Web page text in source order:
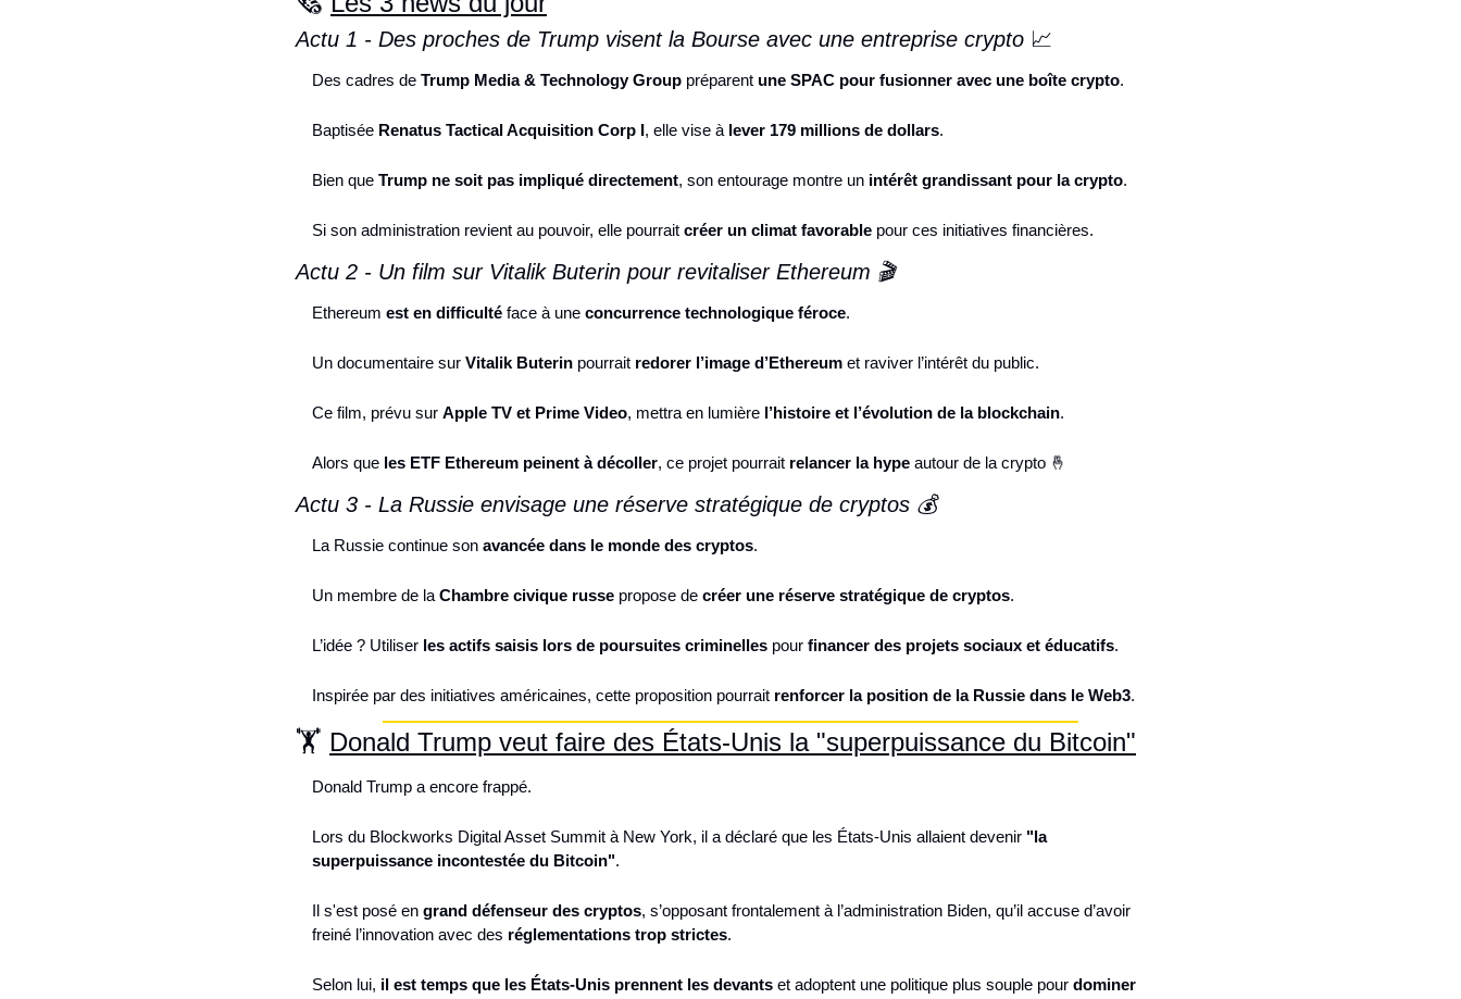
Actu 1 - Des proches de Trump visent la Bourse avec une entreprise crypto 📈
Des cadres de Trump Media & Technology Group préparent une SPAC pour fusionner avec une boîte crypto.
Baptisée Renatus Tactical Acquisition Corp I, elle vise à lever 179 millions de dollars.
Bien que Trump ne soit pas impliqué directement, son entourage montre un intérêt grandissant pour la crypto.
Si son administration revient au pouvoir, elle pourrait créer un climat favorable pour ces initiatives financières.
Actu 2 - Un film sur Vitalik Buterin pour revitaliser Ethereum 🎬
Ethereum est en difficulté face à une concurrence technologique féroce.
Un documentaire sur Vitalik Buterin pourrait redorer l’image d’Ethereum et raviver l’intérêt du public.
Ce film, prévu sur Apple TV et Prime Video, mettra en lumière l’histoire et l’évolution de la blockchain.
Alors que les ETF Ethereum peinent à décoller, ce projet pourrait relancer la hype autour de la crypto 🤞
Actu 3 - La Russie envisage une réserve stratégique de cryptos 💰
La Russie continue son avancée dans le monde des cryptos.
Un membre de la Chambre civique russe propose de créer une réserve stratégique de cryptos.
L’idée ? Utiliser les actifs saisis lors de poursuites criminelles pour financer des projets sociaux et éducatifs.
Inspirée par des initiatives américaines, cette proposition pourrait renforcer la position de la Russie dans le Web3.
🏋️ Donald Trump veut faire des États-Unis la "superpuissance du Bitcoin"
Donald Trump a encore frappé.
Lors du Blockworks Digital Asset Summit à New York, il a déclaré que les États-Unis allaient devenir "la
superpuissance incontestée du Bitcoin".
Il s'est posé en grand défenseur des cryptos, s’opposant frontalement à l’administration Biden, qu’il accuse d’avoir
freiné l’innovation avec des réglementations trop strictes.
Selon lui, il est temps que les États-Unis prennent les devants et adoptent une politique plus souple pour dominer